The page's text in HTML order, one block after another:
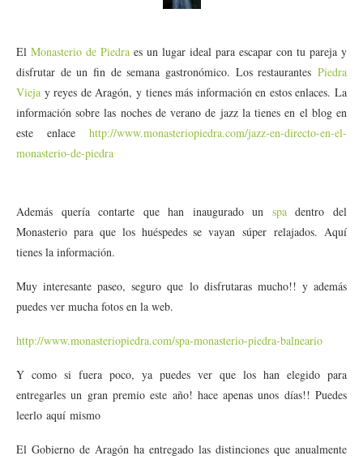
El Monasterio de Piedra es un lugar ideal para escapar con tu pareja y
disfrutar de un fin de semana gastronómico. Los restaurantes Piedra
Vieja y reyes de Aragón, y tienes más información en estos enlaces. La
información sobre las noches de verano de jazz la tienes en el blog en
este enlace http://www.monasteriopiedra.com/jazz-en-directo-en-el-
monasterio-de-piedra
Además quería contarte que han inaugurado un spadentro del
Monasterio para que los huéspedes se vayan súper relajados. Aquí
tienes la información.
Muy interesante paseo, seguro que lo disfrutaras mucho!! y además
puedes ver mucha fotos en la web.
http://www.monasteriopiedra.com/spa-monasterio-piedra-balneario
Y como si fuera poco, ya puedes ver que los han elegido para
entregarles un gran premio este año! hace apenas unos días!! Puedes
leerlo aquí mismo
El Gobierno de Aragón ha entregado las distinciones que anualmente